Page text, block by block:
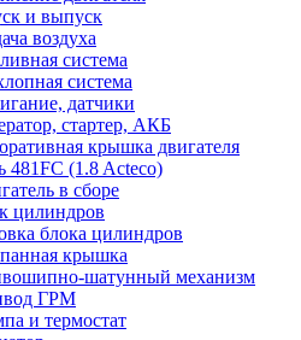
и выпуск
воздуха
система
система
датчики
стартер, АКБ
крышка двигателя
481FC (1.8 Acteco)
в сборе
цилиндров
блока цилиндров
крышка
шатунный механизм
ГРМ
и термостат